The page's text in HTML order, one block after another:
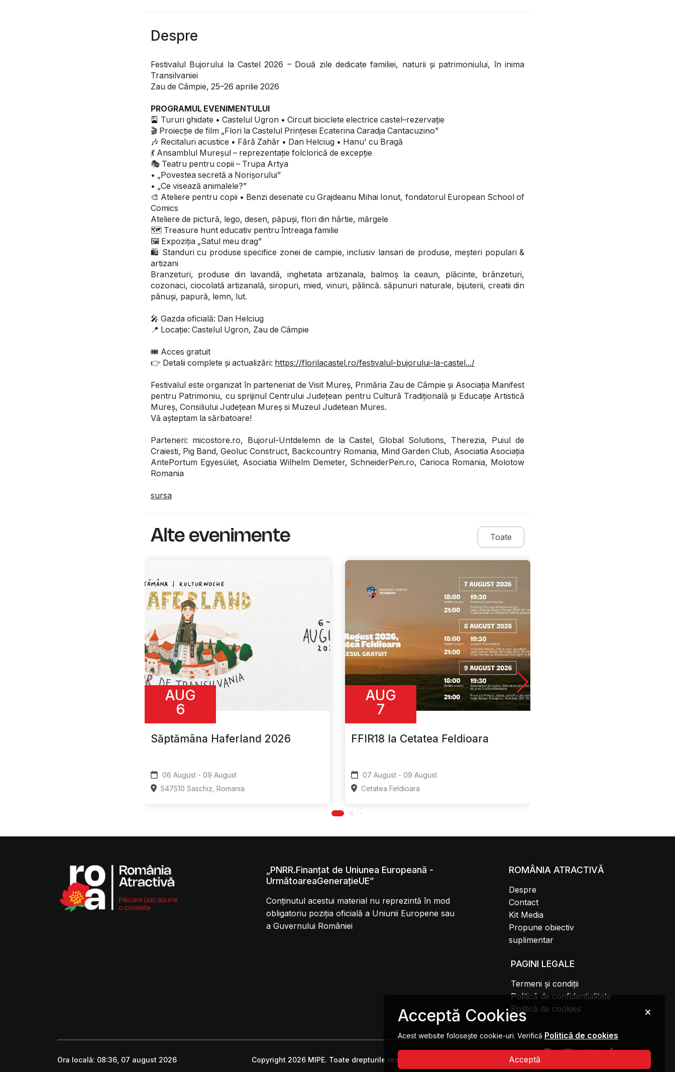
Despre
Festivalul Bujorului la Castel 2026 – Două zile dedicate familiei, naturii și patrimoniului, în inima
Transilvaniei
Zau de Câmpie, 25–26 aprilie 2026
PROGRAMUL EVENIMENTULUI
🎴 Tururi ghidate • Castelul Ugron • Circuit biciclete electrice castel–rezervație
🎬 Proiecție de film „Flori la Castelul Prințesei Ecaterina Caradja Cantacuzino”
🎶 Recitaluri acustice • Fără Zahăr • Dan Helciug • Hanu' cu Bragă
💃 Ansamblul Mureșul – reprezentație folclorică de excepție
🎭 Teatru pentru copii – Trupa Artya
• „Povestea secretă a Norișorului”
• „Ce visează animalele?”
🎨 Ateliere pentru copii • Benzi desenate cu Grajdeanu Mihai Ionut, fondatorul European School of
Comics
Ateliere de pictură, lego, desen, păpuși, flori din hârtie, mărgele
🗺️ Treasure hunt educativ pentru întreaga familie
🖼️ Expoziția „Satul meu drag”
🛍️ Standuri cu produse specifice zonei de campie, inclusiv lansari de produse, meșteri populari &
artizani
Branzeturi, produse din lavandă, inghetata artizanala, balmoș la ceaun, plăcinte, brânzeturi,
cozonaci, ciocolată artizanală, siropuri, mied, vinuri, pălincă. săpunuri naturale, bijuterii, creatii din
pânuși, papură, lemn, lut.
🎤 Gazda oficială: Dan Helciug
📍 Locație: Castelul Ugron, Zau de Câmpie
🎟️ Acces gratuit
👉 Detalii complete și actualizări: https://florilacastel.ro/festivalul-bujorului-la-castel.../
Festivalul este organizat în parteneriat de Visit Mureș, Primăria Zau de Câmpie și Asociația Manifest
pentru Patrimoniu, cu sprijinul Centrului Județean pentru Cultură Tradițională și Educație Artistică
Mureș, Consiliului Județean Mureș si Muzeul Judetean Mures.
Vă așteptam la sărbatoare!
Parteneri: micostore.ro, Bujorul-Untdelemn de la Castel, Global Solutions, Therezia, Puiul de
Craiesti, Pig Band, Geoluc Construct, Backcountry Romania, Mind Garden Club, Asociatia Asociația
AntePortum Egyesület, Asociatia Wilhelm Demeter, SchneiderPen.ro, Carioca Romania, Molotow
Romania
sursa
Alte evenimente Toate
AUG
6
Săptămâna Haferland 2026
06 August - 09 August
547510 Saschiz, Romania
AUG
7
FFIR18 la Cetatea Feldioara
07 August - 09 August
Cetatea Feldioara
„PNRR.Finanțat de Uniunea Europeană -
UrmătoareaGenerațieUE”
Conținutul acestui material nu reprezintă în mod
obligatoriu poziția oficială a Uniunii Europene sau
a Guvernului României
ROMÂNIA ATRACTIVĂ
Despre
Contact
Kit Media
Propune obiectiv
suplimentar
PAGINI LEGALE
Termeni și condiții
Politică de confidențialitate
Politică de cookies
Ora locală: 08:36, 07 august 2026 Copyright 2026 MIPE. Toate drepturile rezervate.
Acceptă Cookies
Acest website folosește cookie-uri. Verifică Politică de cookies
Acceptă